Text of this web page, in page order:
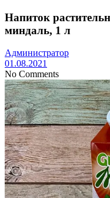
Напиток
миндаль, 1 л
Администратор
01.08.2021
No Comments